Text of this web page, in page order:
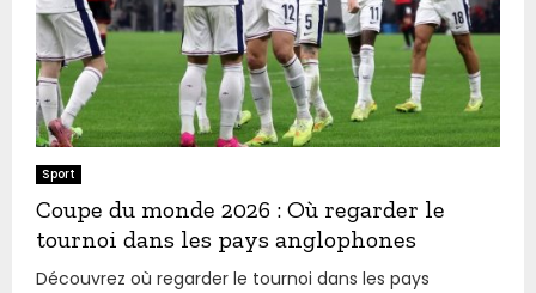
Sport
Coupe du monde 2026 : Où regarder le
tournoi dans les pays anglophones
Découvrez où regarder le tournoi dans les pays